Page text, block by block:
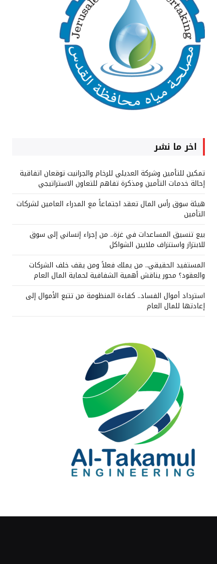
اخر ما نشر
تمكين للتأمين وشركة العديلي للرخام والجرانيت توقعان اتفاقية
إحالة خدمات التأمين ومذكرة تفاهم للتعاون الاستراتيجي
هيئة سوق رأس المال تعقد اجتماعاً مع المدراء العامين لشركات
التأمين
بيع تنسيق المساعدات في غزة.. من إجراء إنساني إلى سوق
للابتزاز واستنزاف ملايين الشواكل
المستفيد الحقيقي.. من يملك فعلاً ومن يقف خلف الشركات
والعقود؟ محور يناقش أهمية الشفافية لحماية المال العام
استرداد أموال الفساد.. كفاءة المنظومة من تتبع الأموال إلى
إعادتها للمال العام